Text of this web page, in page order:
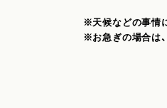
※天候などの事情
※お急ぎの場合は